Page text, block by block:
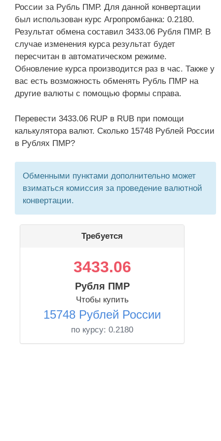
России за Рубль ПМР. Для данной конвертации
был использован курс Агропромбанка: 0.2180.
Результат обмена составил 3433.06 Рубля ПМР. В
случае изменения курса результат будет
пересчитан в автоматическом режиме.
Обновление курса производится раз в час. Также у
вас есть возможность обменять Рубль ПМР на
другие валюты с помощью формы справа.
Перевести 3433.06 RUP в RUB при помощи
калькулятора валют. Сколько 15748 Рублей России
в Рублях ПМР?
Обменными пунктами дополнительно может
взиматься комиссия за проведение валютной
конвертации.
Требуется
3433.06
Рубля ПМР
Чтобы купить
15748 Рублей России
по курсу: 0.2180